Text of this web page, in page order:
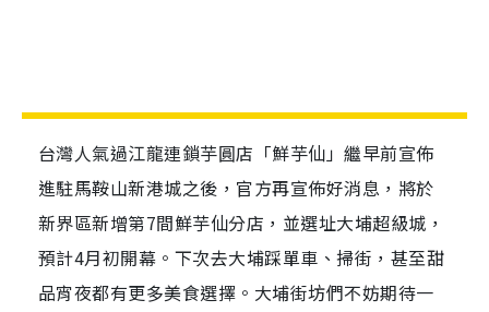
台灣人氣過江龍連鎖芋圓店「鮮芋仙」繼早前宣佈
進駐馬鞍山新港城之後，官方再宣佈好消息，將於
新界區新增第7間鮮芋仙分店，並選址大埔超級城，
預計4月初開幕。下次去大埔踩單車、掃街，甚至甜
品宵夜都有更多美食選擇。大埔街坊們不妨期待一